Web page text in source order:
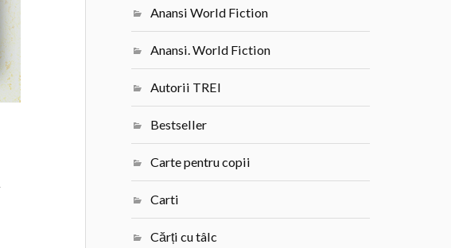
Anansi World Fiction
Anansi. World Fiction
Autorii TREI
Bestseller
Carte pentru copii
Carti
Cărți cu tâlc